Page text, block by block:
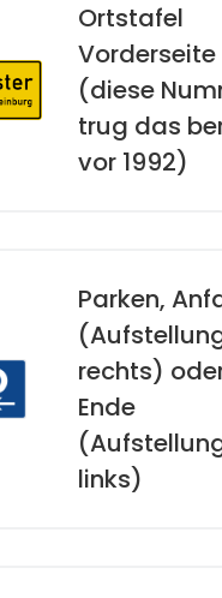
Ortstafel
Vorderseite
(diese
trug das
vor 1992)
Parken,
rechts)
Ende
links)